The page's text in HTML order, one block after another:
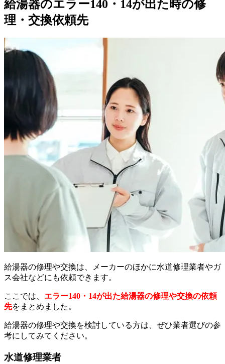
給湯器のエラー140・14が出た時の修
理・交換依頼先
給湯器の修理や交換は、メーカーのほかに水道修理業者やガ
ス会社などにも依頼できます。
ここでは、 エラー140・14が出た給湯器の修理や交換の依頼
先をまとめました。
給湯器の修理や交換を検討している方は、ぜひ業者選びの参
考にしてみてください。
水道修理業者